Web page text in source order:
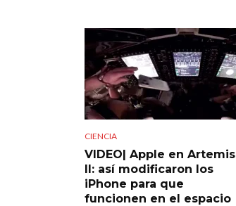
CIENCIA
VIDEO| Apple en Artemis
II: así modificaron los
iPhone para que
funcionen en el espacio